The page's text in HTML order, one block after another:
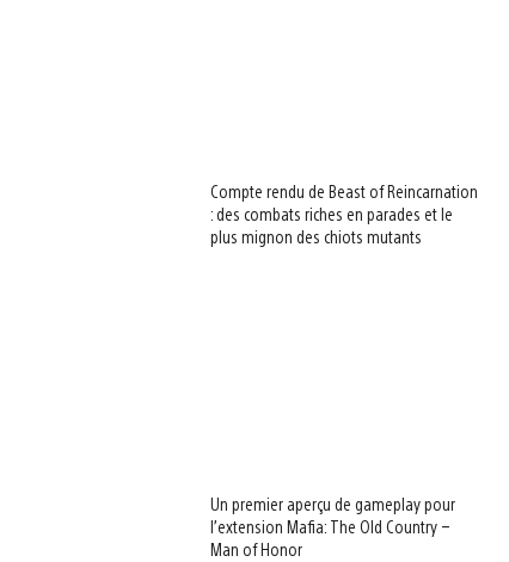
Compte rendu de Beast of Reincarnation
: des combats riches en parades et le
plus mignon des chiots mutants
Un premier aperçu de gameplay pour
l’extension Mafia: The Old Country –
Man of Honor